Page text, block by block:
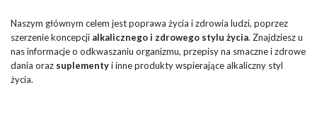
Naszym głównym celem jest poprawa życia i zdrowia ludzi, poprzez
szerzenie koncepcji alkalicznego i zdrowego stylu życia. Znajdziesz u
nas informacje o odkwaszaniu organizmu, przepisy na smaczne i zdrowe
dania oraz suplementyi inne produkty wspierające alkaliczny styl
życia.